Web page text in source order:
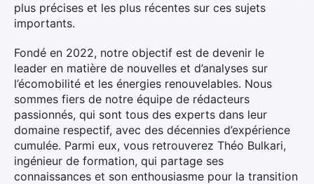
plus précises et les plus récentes sur ces sujets
importants.
Fondé en 2022, notre objectif est de devenir le
leader en matière de nouvelles et d’analyses sur
l’écomobilité et les énergies renouvelables. Nous
sommes fiers de notre équipe de rédacteurs
passionnés, qui sont tous des experts dans leur
domaine respectif, avec des décennies d’expérience
cumulée. Parmi eux, vous retrouverez Théo Bulkari,
ingénieur de formation, qui partage ses
connaissances et son enthousiasme pour la transition